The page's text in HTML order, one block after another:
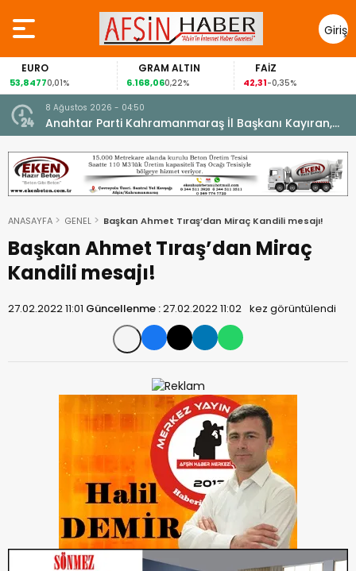
Giriş
Yap
EURO
53,84770,01%
GRAM ALTIN
6.168,060,22%
FAİZ
42,31-0,35%
8 Ağustos 2026 - 04:50
Anahtar Parti Kahramanmaraş İl Başkanı Kayıran,
Afşin Teşkilatı ile buluştu.
ANASAYFA GENEL Başkan Ahmet Tıraş’dan Miraç Kandili mesajı!
Başkan Ahmet Tıraş’dan Miraç
Kandili mesajı!
27.02.2022 11:01 Güncellenme :27.02.2022 11:02 kez görüntülendi